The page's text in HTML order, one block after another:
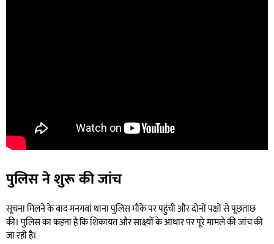
पुलिस ने शुरू की जांच
सूचना मिलने के बाद मनगवां थाना पुलिस मौके पर पहुंची और दोनों पक्षों से पूछताछ
की। पुलिस का कहना है कि शिकायत और साक्ष्यों के आधार पर पूरे मामले की जांच की
जा रही है।